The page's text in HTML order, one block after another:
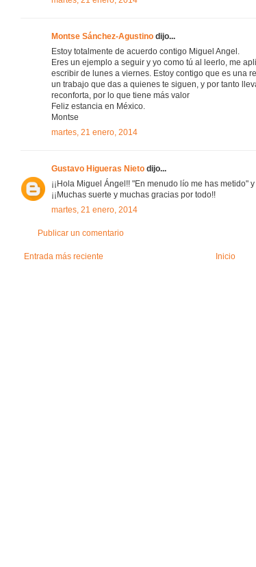
Montse Sánchez-Agustino dijo...
Estoy totalmente de acuerdo contigo Miguel Angel.
Eres un ejemplo a seguir y yo como tú al leerlo, me
escribir de lunes a viernes. Estoy contigo que es una
un trabajo que das a quienes te siguen, y por tanto
reconforta, por lo que tiene más valor
Feliz estancia en México.
Montse
martes, 21 enero, 2014
Gustavo Higueras Nieto dijo...
¡¡Hola Miguel Ángel!! "En menudo lío me has metido"
¡¡Muchas suerte y muchas gracias por todo!!
martes, 21 enero, 2014
Publicar un comentario
Entrada más reciente Inicio